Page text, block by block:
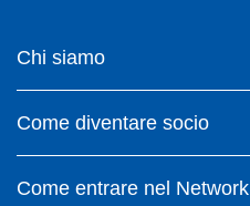
Chi siamo
Come diventare socio
Come entrare nel Network